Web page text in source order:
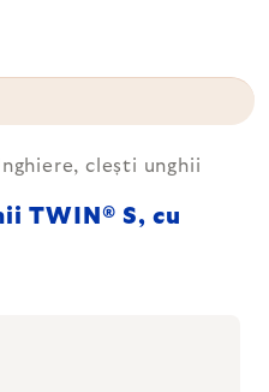
clești unghii
TWIN® S, cu